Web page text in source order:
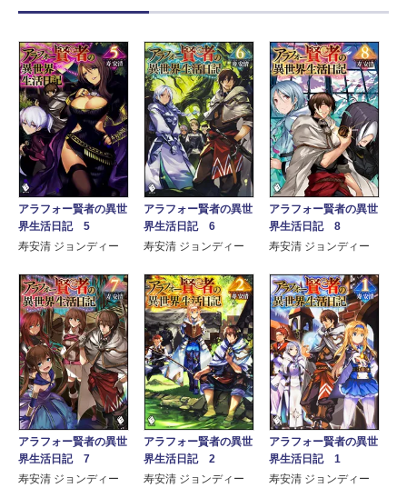
アラフォー賢者の異世
界生活日記 5
寿安清 ジョンディー
アラフォー賢者の異世
界生活日記 6
寿安清 ジョンディー
アラフォー賢者の異世
界生活日記 8
寿安清 ジョンディー
アラフォー賢者の異世
界生活日記 7
寿安清 ジョンディー
アラフォー賢者の異世
界生活日記 2
寿安清 ジョンディー
アラフォー賢者の異世
界生活日記 1
寿安清 ジョンディー